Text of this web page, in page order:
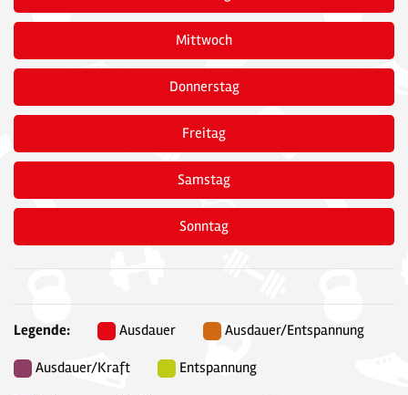
Mittwoch
Donnerstag
Freitag
Samstag
Sonntag
Legende: Ausdauer Ausdauer/Entspannung
Ausdauer/Kraft Entspannung